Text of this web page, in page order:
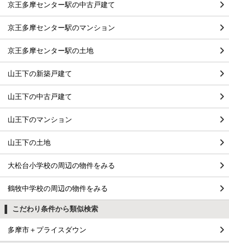
京王多摩センター駅の中古戸建て
京王多摩センター駅のマンション
京王多摩センター駅の土地
山王下の新築戸建て
山王下の中古戸建て
山王下のマンション
山王下の土地
大松台小学校の周辺の物件をみる
鶴牧中学校の周辺の物件をみる
こだわり条件から類似検索
多摩市＋プライスダウン